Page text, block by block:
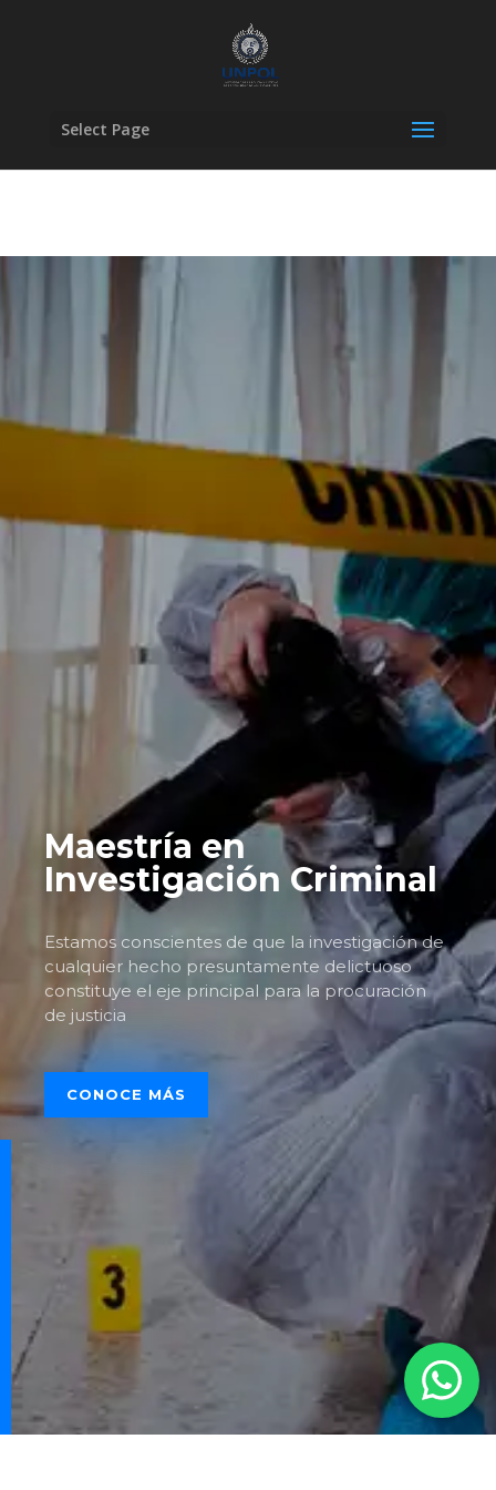
Select Page
Maestría en
Investigación Criminal
Estamos conscientes de que la investigación de
cualquier hecho presuntamente delictuoso
constituye el eje principal para la procuración
de justicia
CONOCE MÁS